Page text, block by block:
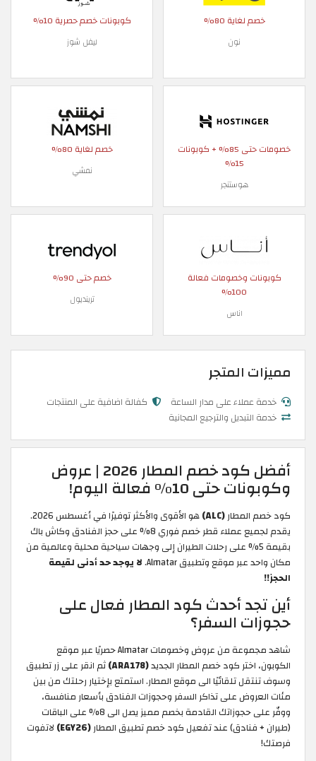
خصم لغاية 80%
نون
كوبونات خصم حصرية 10%
ليفل شوز
خصومات حتى 85% + كوبونات
15%
هوستنجر
خصم لغاية 80%
نمشي
كوبونات وخصومات فعالة
100%
اناس
خصم حتى 90%
ترينديول
مميزات المتجر
خدمة عملاء على مدار الساعة
كفالة اضافية على المنتجات
خدمة التبديل والترجيع المجانية
أفضل كود خصم المطار 2026 | عروض
وكوبونات حتى 10% فعالة اليوم!
كود خصم المطار(ALC)
هو الأقوى والأكثر توفيرًا في أغسطس 2026.
يقدم لجميع عملاء قطر خصم فوري 8% على حجز الفنادق وكاش باك
بقيمة 5% على رحلات الطيران إلى وجهات سياحية محلية وعالمية من
مكان واحد عبر موقع وتطبيق Almatar.
لا يوجد حد أدنى لقيمة
الحجز!!
أين تجد أحدث كود المطار فعال على
حجوزات السفر؟
شاهد مجموعة من عروض وخصومات Almatar حصريًا عبر موقع
الكوبون، اختر كود خصم المطار الجديد(ARA178)
ثم انقر على زر تطبيق
وسوف تنتقل تلقائيًا الى موقع المطار. استمتع بإختيار رحلتك من بين
مئات العروض على تذاكر السفر وحجوزات الفنادق بأسعار منافسة،
ووفّر على حجوزاتك القادمة بخصم مميز يصل الى 8% على الباقات
(طيران + فنادق) عند تفعيل كود خصم تطبيق المطار(EGY26)
لاتفوت
فرصتك!